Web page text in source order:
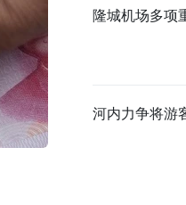
隆城机场多项
河内力争将游